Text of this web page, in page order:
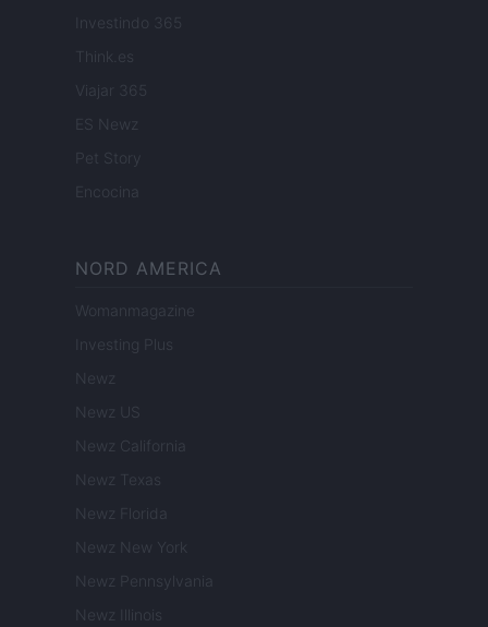
Investindo 365
Think.es
Viajar 365
ES Newz
Pet Story
Encocina
NORD AMERICA
Womanmagazine
Investing Plus
Newz
Newz US
Newz California
Newz Texas
Newz Florida
Newz New York
Newz Pennsylvania
Newz Illinois